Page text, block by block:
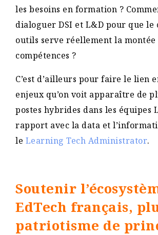
les besoins en formation ?
dialoguer DSI et L&D pour que le
outils serve réellement la montée
compétences ?
C’est d’ailleurs pour faire le lien
enjeux qu’on voit apparaître de
postes hybrides dans les équipes
rapport avec la data et
le Learning Tech Administrator.
Soutenir
EdTech français,
patriotisme de